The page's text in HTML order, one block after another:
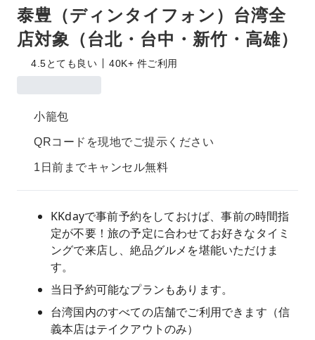
泰豊（ディンタイフォン）​台湾全
店対象（台北・台中・新竹・高雄）
4.5とても良い 40K+ 件ご利用
小籠包
QRコードを現地でご提示ください
1日前までキャンセル無料
KKdayで事前予約をしておけば、事前の時間指
定が不要！旅の予定に合わせてお好きなタイミ
ングで来店し、絶品グルメを堪能いただけま
す。
当日予約可能なプランもあります。
台湾国内のすべての店舗でご利用できます（信
義本店はテイクアウトのみ）